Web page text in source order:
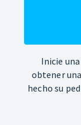
Inicie
obtener
hecho su